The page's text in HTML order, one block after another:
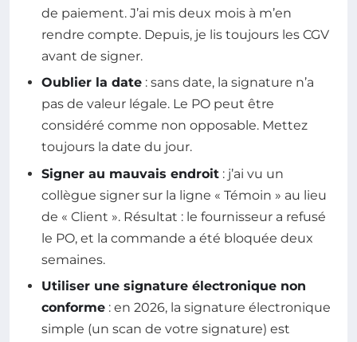
de paiement. J’ai mis deux mois à m’en
rendre compte. Depuis, je lis toujours les CGV
avant de signer.
Oublier la date : sans date, la signature n’a
pas de valeur légale. Le PO peut être
considéré comme non opposable. Mettez
toujours la date du jour.
Signer au mauvais endroit : j’ai vu un
collègue signer sur la ligne « Témoin » au lieu
de « Client ». Résultat : le fournisseur a refusé
le PO, et la commande a été bloquée deux
semaines.
Utiliser une signature électronique non
conforme : en 2026, la signature électronique
simple (un scan de votre signature) est